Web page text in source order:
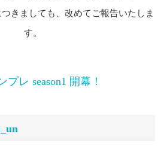
きましても、改めてご報告いたしま
す。
レ season1 開幕！